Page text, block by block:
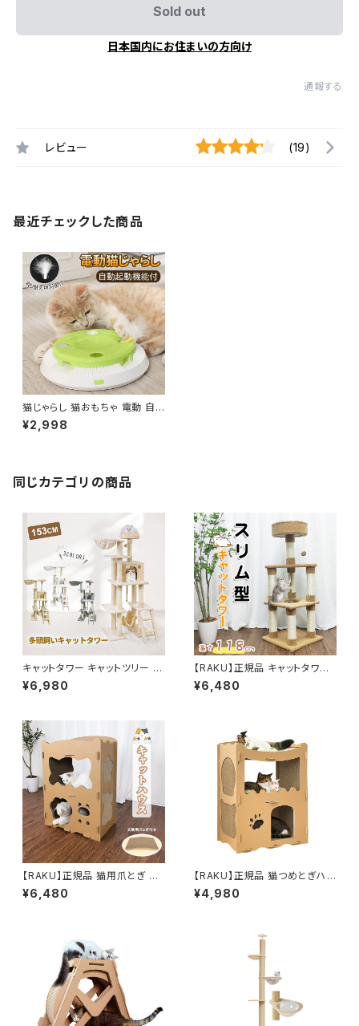
Sold out
日本国内にお住まいの方向け
通報する
レビュー (19)
最近チェックした商品
猫じゃらし 猫おもちゃ 電動 自
動 狩猟本能満足 運動不足対策
取替用羽根付 使用簡単 ストレ
¥2,998
同じカテゴリの商品
キャットタワー キャットツリー 据
え置き 高さ153cm 猫タワー ね
こハウス 登り降りやすい 天然サ
¥6,980
【RAKU】正規品 キャットタワー
キャットツリー 据え置きキャット
タワー 高さ約118cm 猫タワー
¥6,480
【RAKU】正規品 猫用爪とぎ トッ
プ爪とぎ１枚贈呈 キャットハウ
ス キャットタワー ダンボールハ
¥6,480
【RAKU】正規品 猫つめとぎハウ
ス 段ボールベッド キャットタワ
ー 多頭飼う 大型猫 二層 組み
ウス 収納簡単 通気 エコな素材
とぎ (二つ部屋)
¥4,980